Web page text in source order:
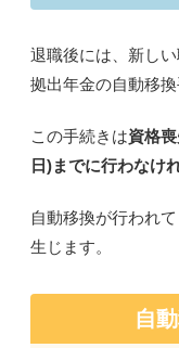
退職後には、新し
拠出年金の自動移換
この手続きは資格
日)までに行わなけ
自動移換が行われ
生じます。
自